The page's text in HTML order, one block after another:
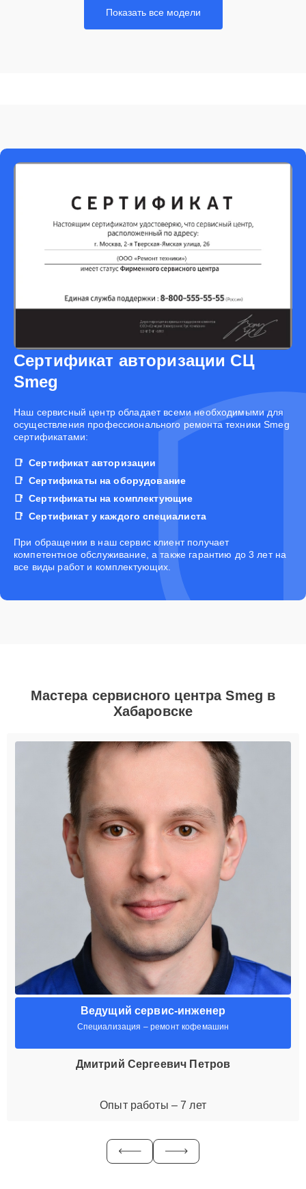
Показать все модели
Сертификат авторизации СЦ
Smeg
Наш сервисный центр обладает всеми необходимыми для
осуществления профессионального ремонта техники Smeg
сертификатами:
Сертификат авторизации
Сертификаты на оборудование
Сертификаты на комплектующие
Сертификат у каждого специалиста
При обращении в наш сервис клиент получает
компетентное обслуживание, а также гарантию до 3 лет на
все виды работ и комплектующих.
Мастера сервисного центра Smeg в
Хабаровске
Ведущий сервис-инженер
Специализация – ремонт кофемашин
Дмитрий Сергеевич Петров
Опыт работы – 7 лет